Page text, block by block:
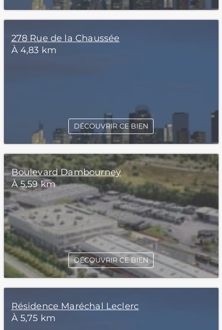
278 Rue de la Chaussée
À 4,83 km
DÉCOUVRIR CE BIEN
Boulevard Dambourney
À 5,59 km
DÉCOUVRIR CE BIEN
Résidence Maréchal Leclerc
À 5,75 km